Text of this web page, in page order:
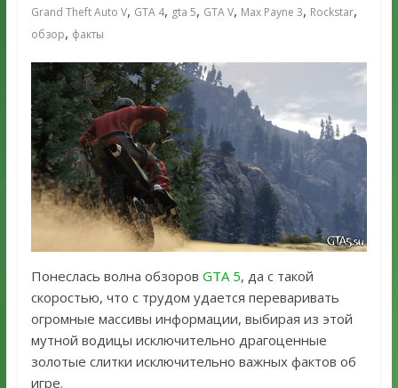
Grand Theft Auto V, GTA 4, gta 5, GTA V, Max Payne 3, Rockstar,
обзор, факты
Понеслась волна обзоров GTA 5, да с такой
скоростью, что с трудом удается переваривать
огромные массивы информации, выбирая из этой
мутной водицы исключительно драгоценные
золотые слитки исключительно важных фактов об
игре.